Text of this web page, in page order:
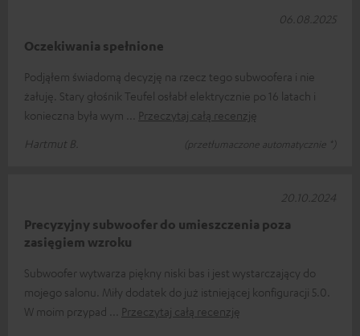
Oczekiwania spełnione
Podjąłem świadomą decyzję na rzecz tego subwoofera i nie
żałuję. Stary głośnik Teufel osłabł elektrycznie po 16 latach i
konieczna była wym
Przeczytaj całą recenzję
Hartmut B.
(przetłumaczone automatycznie *)
06.08.2025
Precyzyjny subwoofer do umieszczenia poza
zasięgiem wzroku
Subwoofer wytwarza piękny niski bas i jest wystarczający do
mojego salonu. Miły dodatek do już istniejącej konfiguracji 5.0.
W moim przypad
Przeczytaj całą recenzję
20.10.2024